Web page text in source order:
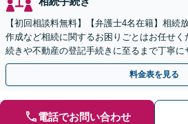
【初回相談料無料】【弁護士4名在籍】相続
作成など相続に関するお困りごとはお任せ
続きや不動産の登記手続きに至るまで丁寧に
【堅田駅東口徒歩4分】【無料駐車場あり】
料金表を見る
電話でお問い合わせ